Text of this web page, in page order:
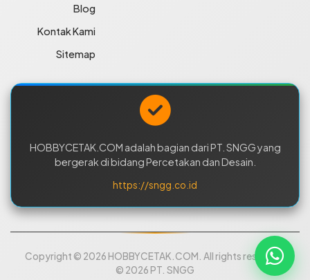
Blog
Kontak Kami
Sitemap
HOBBYCETAK.COM adalah bagian dari PT. SNGG yang
bergerak di bidang Percetakan dan Desain.
https://sngg.co.id
Copyright © 2026 HOBBYCETAK.COM. All rights reserved.
© 2026 PT. SNGG